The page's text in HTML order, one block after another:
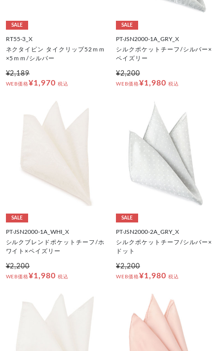
SALE
RT55-3_X
ネクタイピン タイクリップ52ｍｍ
×5ｍｍ/シルバー
¥2,189
WEB価格¥1,970 税込
SALE
PT-JSN2000-1A_GRY_X
シルクポケットチーフ/シルバー×
ペイズリー
¥2,200
WEB価格¥1,980 税込
SALE
PT-JSN2000-1A_WHI_X
シルクブレンドポケットチーフ/ホ
ワイト×ペイズリー
¥2,200
WEB価格¥1,980 税込
SALE
PT-JSN2000-2A_GRY_X
シルクポケットチーフ/シルバー×
ドット
¥2,200
WEB価格¥1,980 税込